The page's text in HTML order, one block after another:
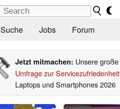
Suche Jobs Forum
Jetzt mitmachen: Unsere große
Umfrage zur Servicezufriedenheit
Laptops und Smartphones 2026